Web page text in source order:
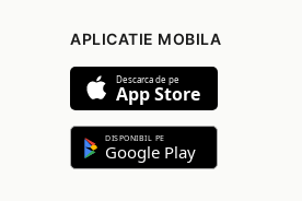
APLICATIE MOBILA
Descarca de pe
App Store
DISPONIBIL PE
Google Play